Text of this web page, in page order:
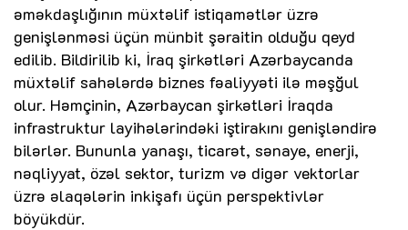
əməkdaşlığının müxtəlif istiqamətlər üzrə
genişlənməsi üçün münbit şəraitin olduğu qeyd
edilib. Bildirilib ki, İraq şirkətləri Azərbaycanda
müxtəlif sahələrdə biznes fəaliyyəti ilə məşğul
olur. Həmçinin, Azərbaycan şirkətləri İraqda
infrastruktur layihələrindəki iştirakını genişləndirə
bilərlər. Bununla yanaşı, ticarət, sənaye, enerji,
nəqliyyat, özəl sektor, turizm və digər vektorlar
üzrə əlaqələrin inkişafı üçün perspektivlər
böyükdür.